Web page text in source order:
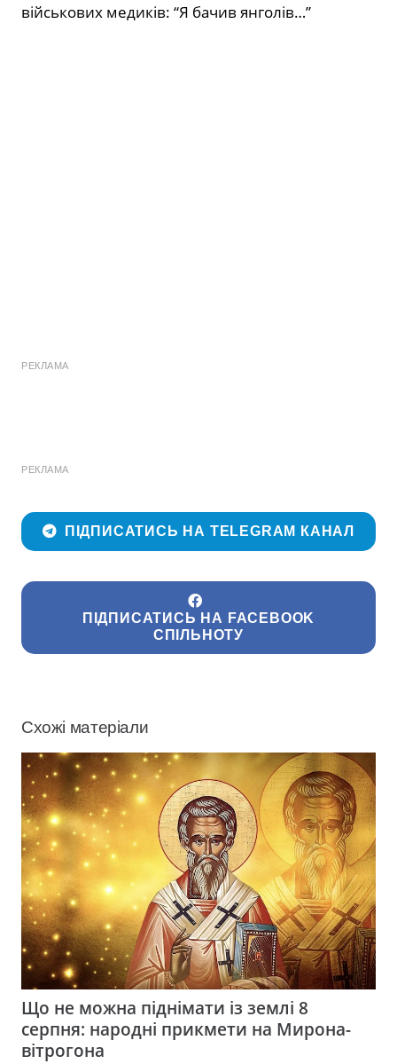
військових медиків: “Я бачив янголів…”
РЕКЛАМА
РЕКЛАМА
ПІДПИСАТИСЬ НА TELEGRAM КАНАЛ
ПІДПИСАТИСЬ НА FACEBOOK
СПІЛЬНОТУ
Схожі матеріали
Що не можна піднімати із землі 8
серпня: народні прикмети на Мирона-
вітрогона